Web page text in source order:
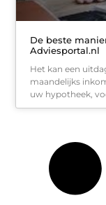
De beste
Adviesportal.nl
Het kan een
maandelijks
uw hypotheek,